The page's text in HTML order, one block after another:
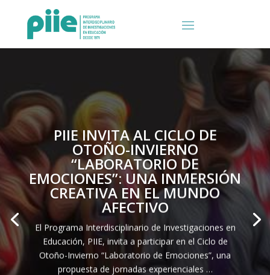
PIIE INVITA AL CICLO DE
OTOÑO-INVIERNO
“LABORATORIO DE
EMOCIONES”: UNA INMERSIÓN
CREATIVA EN EL MUNDO
AFECTIVO
El Programa Interdisciplinario de Investigaciones en
Educación, PIIE, invita a participar en el Ciclo de
Otoño-Invierno “Laboratorio de Emociones”, una
propuesta de jornadas experienciales …